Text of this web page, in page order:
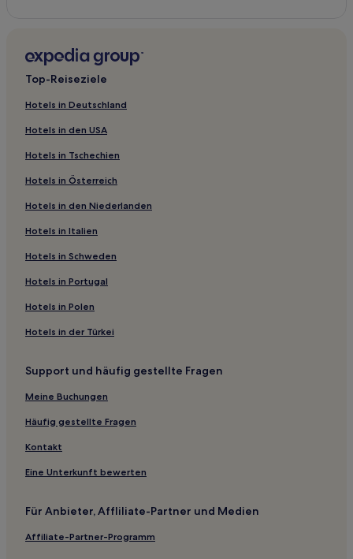
Hotels mit Wellnessbereich in Denver
Ski in Denver
Denver Hotels
Gasthäuser in Denver
Romantische in Denver
Top-Reiseziele
Hotels in Deutschland
Hotels in den USA
Hotels in Tschechien
Hotels in Österreich
Hotels in den Niederlanden
Hotels in Italien
Hotels in Schweden
Hotels in Portugal
Hotels in Polen
Hotels in der Türkei
Support und häufig gestellte Fragen
Meine Buchungen
Häufig gestellte Fragen
Kontakt
Eine Unterkunft bewerten
Für Anbieter, Affliliate-Partner und Medien
Affiliate-Partner-Programm